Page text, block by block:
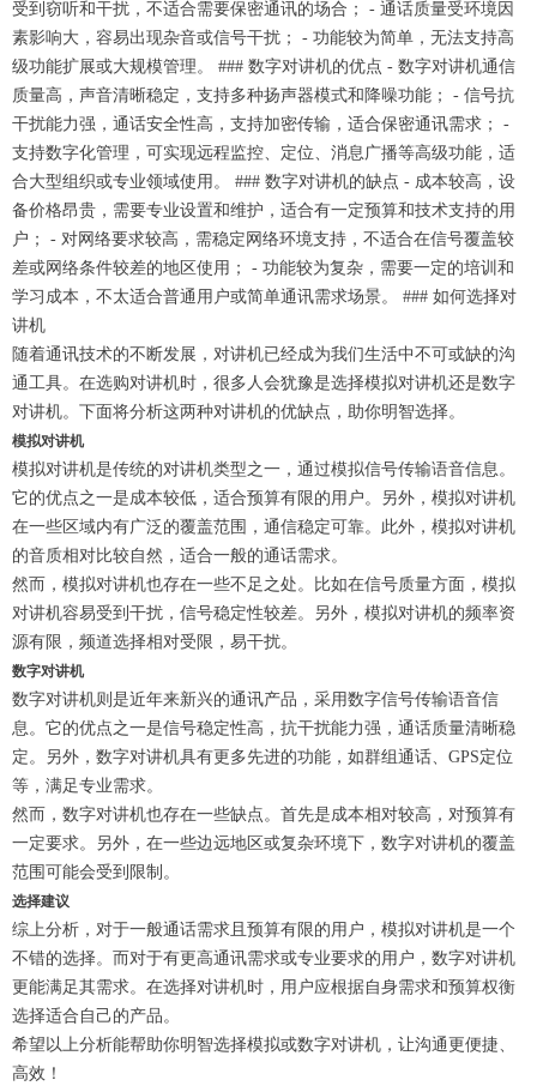
受到窃听和干扰，不适合需要保密通讯的场合； - 通话质量受环境因
素影响大，容易出现杂音或信号干扰； - 功能较为简单，无法支持高
级功能扩展或大规模管理。 ### 数字对讲机的优点 - 数字对讲机通信
质量高，声音清晰稳定，支持多种扬声器模式和降噪功能； - 信号抗
干扰能力强，通话安全性高，支持加密传输，适合保密通讯需求； -
支持数字化管理，可实现远程监控、定位、消息广播等高级功能，适
合大型组织或专业领域使用。 ### 数字对讲机的缺点 - 成本较高，设
备价格昂贵，需要专业设置和维护，适合有一定预算和技术支持的用
户； - 对网络要求较高，需稳定网络环境支持，不适合在信号覆盖较
差或网络条件较差的地区使用； - 功能较为复杂，需要一定的培训和
学习成本，不太适合普通用户或简单通讯需求场景。 ### 如何选择对
讲机
随着通讯技术的不断发展，对讲机已经成为我们生活中不可或缺的沟
通工具。在选购对讲机时，很多人会犹豫是选择模拟对讲机还是数字
对讲机。下面将分析这两种对讲机的优缺点，助你明智选择。
模拟对讲机
模拟对讲机是传统的对讲机类型之一，通过模拟信号传输语音信息。
它的优点之一是成本较低，适合预算有限的用户。另外，模拟对讲机
在一些区域内有广泛的覆盖范围，通信稳定可靠。此外，模拟对讲机
的音质相对比较自然，适合一般的通话需求。
然而，模拟对讲机也存在一些不足之处。比如在信号质量方面，模拟
对讲机容易受到干扰，信号稳定性较差。另外，模拟对讲机的频率资
源有限，频道选择相对受限，易干扰。
数字对讲机
数字对讲机则是近年来新兴的通讯产品，采用数字信号传输语音信
息。它的优点之一是信号稳定性高，抗干扰能力强，通话质量清晰稳
定。另外，数字对讲机具有更多先进的功能，如群组通话、GPS定位
等，满足专业需求。
然而，数字对讲机也存在一些缺点。首先是成本相对较高，对预算有
一定要求。另外，在一些边远地区或复杂环境下，数字对讲机的覆盖
范围可能会受到限制。
选择建议
综上分析，对于一般通话需求且预算有限的用户，模拟对讲机是一个
不错的选择。而对于有更高通讯需求或专业要求的用户，数字对讲机
更能满足其需求。在选择对讲机时，用户应根据自身需求和预算权衡
选择适合自己的产品。
希望以上分析能帮助你明智选择模拟或数字对讲机，让沟通更便捷、
高效！